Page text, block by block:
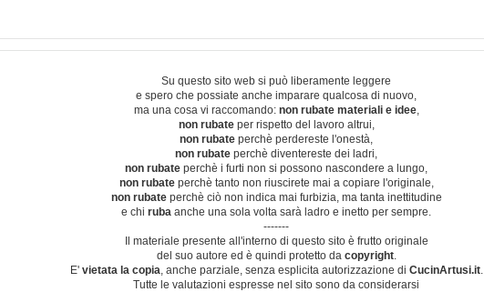
Su questo sito web si può liberamente leggere
e spero che possiate anche imparare qualcosa di nuovo,
ma una cosa vi raccomando: non rubate materiali e idee,
non rubateper rispetto del lavoro altrui,
non rubate perchè perdereste l'onestà,
non rubate perchè diventereste dei ladri,
non rubate perchè i furti non si possono nascondere a lungo,
non rubateperchè tanto non riuscirete mai a copiare l'originale,
non rubateperchè ciò non indica mai furbizia, ma tanta inettitudine
e chi ruba anche una sola volta sarà ladro e inetto per sempre.
-------
Il materiale presente all'interno di questo sito è frutto originale
del suo autore ed è quindi protetto da copyright.
E' vietata la copia, anche parziale, senza esplicita autorizzazione di CucinArtusi.it.
Tutte le valutazioni espresse nel sito sono da considerarsi